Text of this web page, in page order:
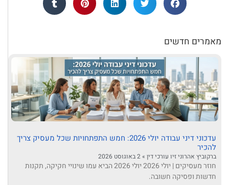
מאמרים חדשים
עדכוני דיני עבודה יולי 2026: חמש התפתחויות שכל מעסיק צריך
להכיר
ברקוביץ אהרוני זיו עורכי דין
חוזר מעסיקים | יולי 2026 יולי 2026 הביא עמו שינויי חקיקה, תקנות
חדשות ופסיקה חשובה.